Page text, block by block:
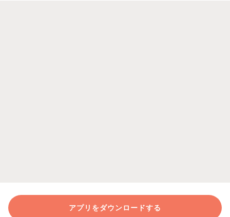
アプリをダウンロードする